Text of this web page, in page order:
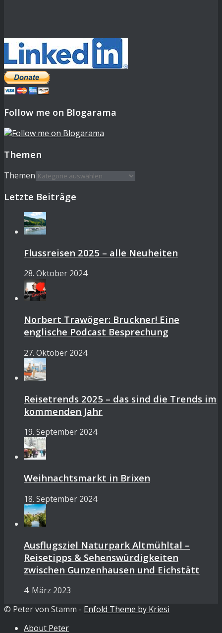
Follow me on Blogarama
Themen
Themen
Letzte Beiträge
Flussreisen 2025 – alle Neuheiten
28. Oktober 2024
Norbert Trawöger: Bruckner! Eine
englische Podcast Besprechung
27. Oktober 2024
Reisetrends 2025 – das sind die Trends im
kommenden Jahr
19. September 2024
Weihnachtsmarkt in Brixen
18. September 2024
Ausflugsziel Naturpark Altmühltal –
Reisetipps & Sehenswürdigkeiten
zwischen Gunzenhausen und Eichstätt
4. März 2023
© Peter von Stamm - Enfold Theme by Kriesi
About Peter